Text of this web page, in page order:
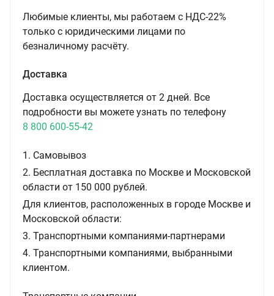
Любимые клиенты, мы работаем с НДС-22%
только с юридическими лицами по
безналичному расчёту.
Доставка
Доставка осуществляется от 2 дней. Все
подробности вы можете узнать по телефону
8 800 600-55-42
1. Самовывоз
2. Бесплатная доставка по Москве и Московской
области от 150 000 рублей.
Для клиентов, расположенных в городе Москве и
Московской области:
3. Транспортными компаниями-партнерами
4. Транспортными компаниями, выбранными
клиентом.